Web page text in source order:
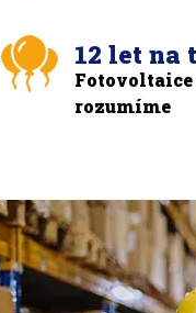
12 let na
rozumíme